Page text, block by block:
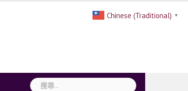
搜
Chinese (Traditional) ▼